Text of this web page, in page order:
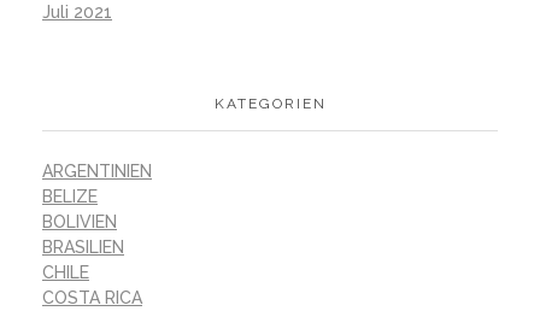
Juli 2021
KATEGORIEN
ARGENTINIEN
BELIZE
BOLIVIEN
BRASILIEN
CHILE
COSTA RICA